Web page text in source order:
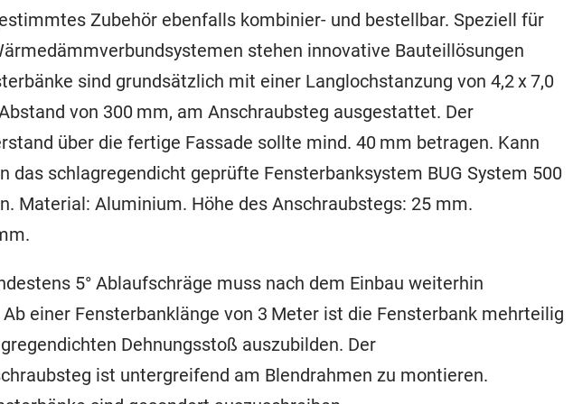
Zubehör ebenfalls kombinier- und bestellbar. Speziell für
stehen innovative Bauteillösungen
sind grundsätzlich mit einer Langlochstanzung von 4,2 x 7,0
von 300 mm, am Anschraubsteg ausgestattet. Der
über die fertige Fassade sollte mind. 40 mm betragen. Kann
das schlagregendicht geprüfte Fensterbanksystem BUG System 500
Material: Aluminium. Höhe des Anschraubstegs: 25 mm.
5° Ablaufschräge muss nach dem Einbau weiterhin
einer Fensterbanklänge von 3 Meter ist die Fensterbank mehrteilig
Dehnungsstoß auszubilden. Der
ist untergreifend am Blendrahmen zu montieren.